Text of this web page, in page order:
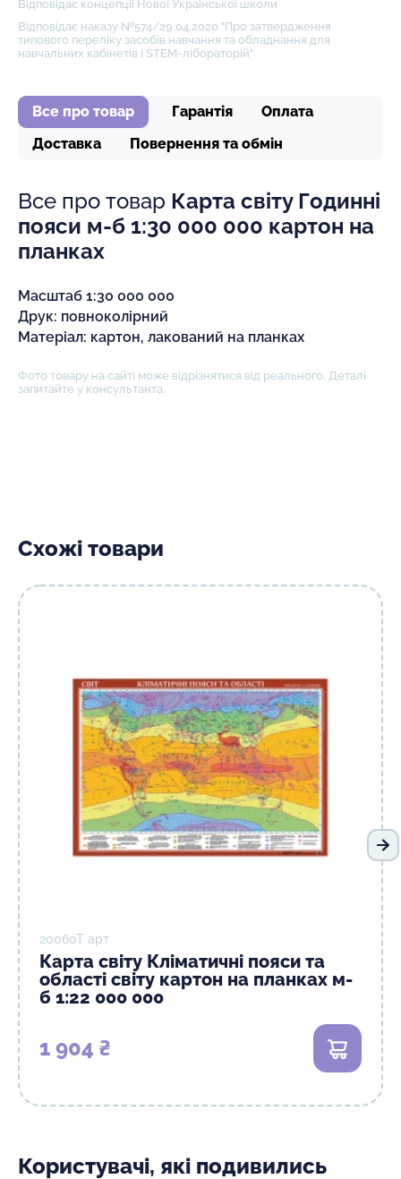
Відповідає концепції Нової Української школи
Відповідає наказу №574/29.04.2020 "Про затвердження
типового переліку засобів навчання та обладнання для
навчальних кабінетів і STEM-лібораторій"
Все про товар Гарантія
Оплата
Доставка
Повернення та обмін
Все про товар Карта світу Годинні
пояси м-б 1:30 000 000 картон на
планках
Масштаб 1:30 000 000
Друк: повноколірний
Матеріал: картон, лакований на планках
Фото товару на сайті може відрізнятися від реального. Деталі
запитайте у консультанта.
Схожі товари
20060T арт
Карта світу Кліматичні пояси та
області світу картон на планках м-
б 1:22 000 000
1 904 ₴ В кошик
Користувачі, які подивились